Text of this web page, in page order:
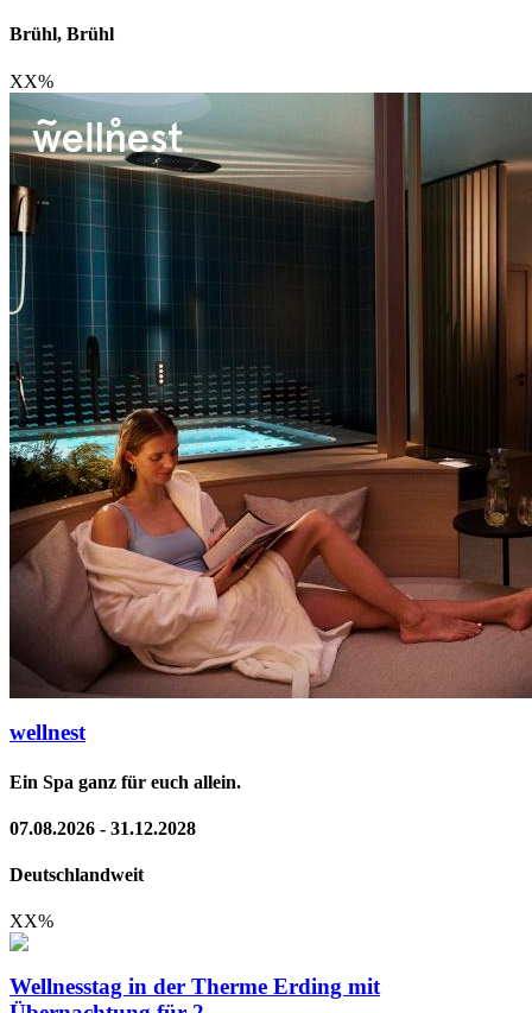
Brühl, Brühl
XX%
wellnest
Ein Spa ganz für euch allein.
07.08.2026 - 31.12.2028
Deutschlandweit
XX%
Wellnesstag in der Therme Erding mit